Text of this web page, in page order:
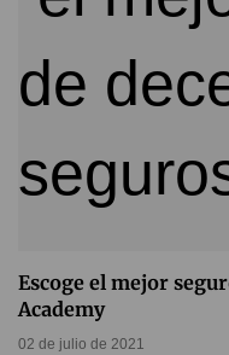
Escoge el mejor
Academy
02 de julio de 2021